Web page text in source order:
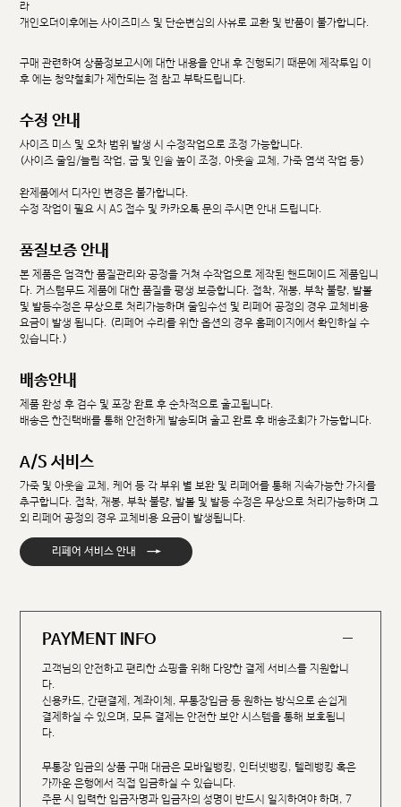
라
개인오더이후에는 사이즈미스 및 단순변심의 사유로 교환 및 반품이 불가합니다.
구매 관련하여 상품정보고시에 대한 내용을 안내 후 진행되기 때문에 제작투입 이
후 에는 청약철회가 제한되는 점 참고 부탁드립니다.
수정 안내
사이즈 미스 및 오차 범위 발생 시 수정작업으로 조정 가능합니다.
(사이즈 줄임/늘림 작업, 굽 및 인솔 높이 조정, 아웃솔 교체, 가죽 염색 작업 등)
완제품에서 디자인 변경은 불가합니다.
수정 작업이 필요 시 AS 접수 및 카카오톡 문의 주시면 안내 드립니다.
품질보증 안내
본 제품은 엄격한 품질관리와 공정을 거쳐 수작업으로 제작된 핸드메이드 제품입니
다. 커스텀무드 제품에 대한 품질을 평생 보증합니다. 접착, 재봉, 부착 불량, 발볼
및 발등수정은 무상으로 처리가능하며 줄임수선 및 리페어 공정의 경우 교체비용
요금이 발생 됩니다. (리페어 수리를 위한 옵션의 경우 홈페이지에서 확인하실 수
있습니다.)
배송안내
제품 완성 후 검수 및 포장 완료 후 순차적으로 출고됩니다.
배송은 한진택배를 통해 안전하게 발송되며 출고 완료 후 배송조회가 가능합니다.
A/S 서비스
가죽 및 아웃솔 교체, 케어 등 각 부위 별 보완 및 리페어를 통해 지속가능한 가치를
추구합니다. 접착, 재봉, 부착 불량, 발볼 및 발등 수정은 무상으로 처리가능하며 그
외 리페어 공정의 경우 교체비용 요금이 발생됩니다.
리페어 서비스 안내 →
PAYMENT INFO
고객님의 안전하고 편리한 쇼핑을 위해 다양한 결제 서비스를 지원합니
다.
신용카드, 간편결제, 계좌이체, 무통장입금 등 원하는 방식으로 손쉽게
결제하실 수 있으며, 모든 결제는 안전한 보안 시스템을 통해 보호됩니
다.
무통장 입금의 상품 구매 대금은 모바일뱅킹, 인터넷뱅킹, 텔레뱅킹 혹은
가까운 은행에서 직접 입금하실 수 있습니다.
주문 시 입력한 입금자명과 입금자의 성명이 반드시 일치하여야 하며, 7